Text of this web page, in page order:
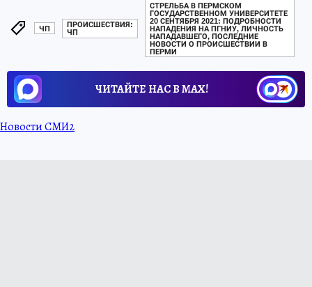
ЧП
ПРОИСШЕСТВИЯ:
ЧП
СТРЕЛЬБА В ПЕРМСКОМ
ГОСУДАРСТВЕННОМ УНИВЕРСИТЕТЕ
20 СЕНТЯБРЯ 2021: ПОДРОБНОСТИ
НАПАДЕНИЯ НА ПГНИУ, ЛИЧНОСТЬ
НАПАДАВШЕГО, ПОСЛЕДНИЕ
НОВОСТИ О ПРОИСШЕСТВИИ В
ПЕРМИ
ЧИТАЙТЕ НАС В МАХ!
Новости СМИ2